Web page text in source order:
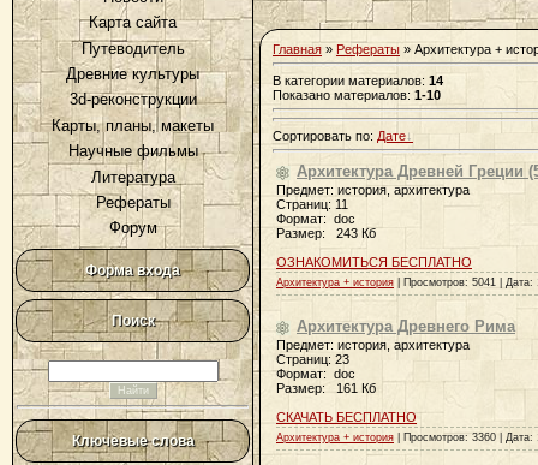
Карта сайта
Путеводитель
Древние культуры
3d-реконструкции
Карты, планы, макеты
Научные фильмы
Литература
Рефераты
Форум
Форма входа
Поиск
Ключевые слова
Главная » Рефераты » Архитектура +
В категории материалов: 14
Показано материалов: 1-10
Сортировать по: Дате
Архитектура Древней Греции
Предмет: история, архитектура
Страниц: 11
Формат: doc
Размер: 243 Кб
ОЗНАКОМИТЬСЯ БЕСПЛАТНО
Архитектура + история | Просмотров: 5041 | Дата:
Архитектура Древнего Рима
Предмет: история, архитектура
Страниц: 23
Формат: doc
Размер: 161 Кб
СКАЧАТЬ БЕСПЛАТНО
Архитектура + история | Просмотров: 3360 | Дата: